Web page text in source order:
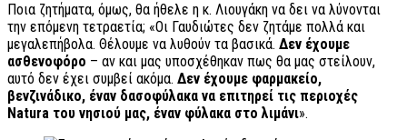
Ποια ζητήματα, όμως, θα ήθελε η κ. Λιουγάκη να δει να λύνονται
την επόμενη τετραετία; «Οι Γαυδιώτες δεν ζητάμε πολλά και
μεγαλεπήβολα. Θέλουμε να λυθούν τα βασικά. Δεν έχουμε
ασθενοφόρο – αν και μας υποσχέθηκαν πως θα μας στείλουν,
αυτό δεν έχει συμβεί ακόμα. Δεν έχουμε φαρμακείο,
βενζινάδικο, έναν δασοφύλακα να επιτηρεί τις περιοχές
Natura του νησιού μας, έναν φύλακα στο λιμάνι».